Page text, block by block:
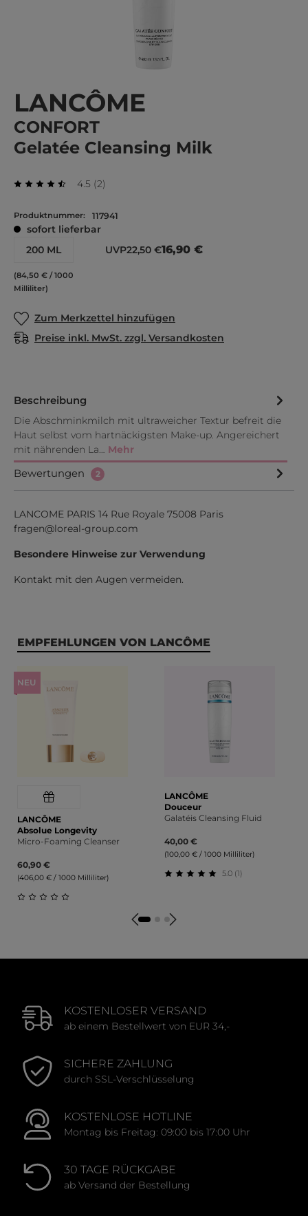
LANCÔME
CONFORT
Gelatée Cleansing Milk
4.5
Durchschnittliche Bewertung von 4.5 von 5
(2)
Bewertungen
Produktnummer: 117941
sofort lieferbar
200 ML
(84,50 € / 1000
Milliliter)
UVP22,50 €16,90 €
Zum Merkzettel hinzufügen
Preise inkl. MwSt. zzgl. Versandkosten
Beschreibung
Die Abschminkmilch mit ultraweicher Textur befreit die
Haut selbst vom hartnäckigsten Make-up. Angereichert
mit nährenden La… Mehr
Bewertungen
2
LANCOME PARIS 14 Rue Royale 75008 Paris
fragen@loreal-group.com
Besondere Hinweise zur Verwendung
Kontakt mit den Augen vermeiden.
Produktgalerie überspringen
EMPFEHLUNGEN VON LANCÔME
NEU
LANCÔME
Absolue Longevity
Micro-Foaming Cleanser
60,90 €
(406,00 € / 1000 Milliliter)
Durchschnittliche Bewertung von 0 von 5 Sternen
LANCÔME
Douceur
Galatéis Cleansing Fluid
40,00 €
(100,00 € / 1000 Milliliter)
5.0 (1)
KOSTENLOSER VERSAND
ab einem Bestellwert von EUR 34,-
SICHERE ZAHLUNG
durch SSL-Verschlüsselung
KOSTENLOSE HOTLINE
Montag bis Freitag: 09:00 bis 17:00 Uhr
30 TAGE RÜCKGABE
ab Versand der Bestellung